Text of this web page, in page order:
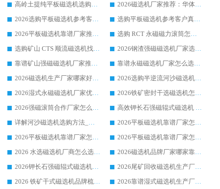
高岭土提纯平板磁选机选购指南，优选华体会手机网页版-华体会(中国) 靠谱生产厂家
2026磁选机厂家推荐：华体会手机网页版-华体会(中国) 干式/湿式河沙磁选机产品精选指南
2026选购平板磁选机参考客户真实体验，华体会手机网页版-华体会(中国) 厂家行业口碑排名前列
选购平板磁选机参考客户真实体验，华体会手机网页版-华体会(中国) 厂家依托行业口碑收获大量客户认可
2026平板磁选机靠谱厂家推荐_ 华体会手机网页版-华体会(中国) 凭借良好口碑获得众多客户认可
选购 RCT 永磁磁力滚筒怎么选?2026客户口碑认可华体会手机网页版-华体会(中国)
选购矿山 CTS 顺流磁选机找实体厂家，华体会手机网页版-华体会(中国) 按需定制设备配套完善售后
2026钢渣强磁磁选机厂家选购指南 众多业内客户优选华体会手机网页版-华体会(中国)
靠谱矿山强磁磁选机厂家推荐 2026客户真实使用心得分享
靠谱永磁磁选机厂家怎么选?福建客户真实体验分享华体会手机网页版-华体会(中国) 品牌
2026磁选机生产厂家哪家好?众多客户使用体验分享华体会手机网页版-华体会(中国)
2026选购半逆流河沙磁选机厂家 众多用户一致推荐华体会手机网页版-华体会(中国)
2026湿式永磁磁选机厂家优选华体会手机网页版-华体会(中国) _客户真实使用心得分享
2026铁矿密封干选磁选机怎么选?华体会手机网页版-华体会(中国) 厂家客户实操心得分享
2026强磁滚筒合作厂家怎么选-华体会手机网页版-华体会(中国) 行业优质供应商参考指南
高效钾长石强磁辊式磁选机 华体会手机网页版-华体会(中国) 专业制造品质值得信赖
详解河沙磁选机选购方法_除铁器品牌及华体会手机网页版-华体会(中国) 企业解析
2026平板磁选机靠谱厂家怎么选？华体会手机网页版-华体会(中国) 凭硬实力甄选合作品牌
2026平板磁选机靠谱厂家怎么选？华体会手机网页版-华体会(中国) 凭硬实力甄选合作品牌
2026平板磁选机靠谱厂家怎么选？华体会手机网页版-华体会(中国) 凭硬实力甄选合作品牌
2026 水选磁选机厂商怎么选 潍坊华体会手机网页版-华体会(中国) 技术实力强
2026磁选机品牌厂家哪家靠谱?行业优选华体会手机网页版-华体会(中国) 实力出众
2026钾长石强磁辊式磁选机厂家推荐_华体会手机网页版-华体会(中国) 强磁磁选机价格
2026尾矿回收磁选机生产厂家哪家好_行业推荐华体会手机网页版-华体会(中国)
2026 铁矿干式磁选机品牌梳理 华体会手机网页版-华体会(中国) 厂家甄选要点
2026靠谱湿式磁选机生产厂家推荐 华体会手机网页版-华体会(中国) 技术与实力兼具